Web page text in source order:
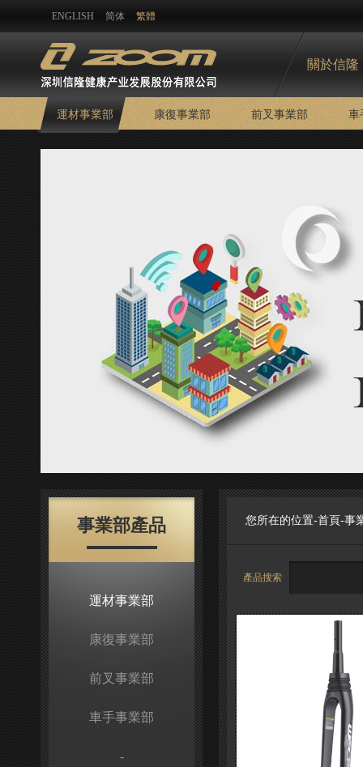
ENGLISH 简体 繁體
關於信隆
運材事業部 康復事業部 前叉事業部 車
事業部產品
運材事業部
康復事業部
前叉事業部
車手事業部
-
您所在的位置-首頁-事
產品搜索